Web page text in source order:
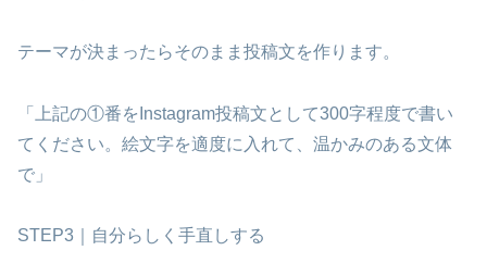
テーマが決まったらそのまま投稿文を作ります。
「上記の①番をInstagram投稿文として300字程度で書い
てください。絵文字を適度に入れて、温かみのある文体
で」
STEP3｜自分らしく手直しする